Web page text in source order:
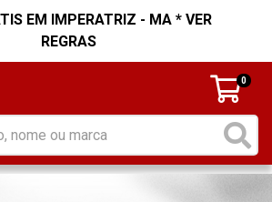
EM IMPERATRIZ - MA * VER
REGRAS
0